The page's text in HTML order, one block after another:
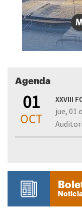
Agenda
01
OCT
XXVIII
jue, 01